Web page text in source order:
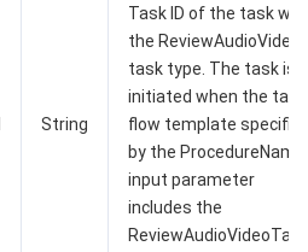
String
Task ID of the task
the ReviewAudioVideo
task type. The task is
initiated when the task
flow template
by the ProcedureName
input parameter
includes the